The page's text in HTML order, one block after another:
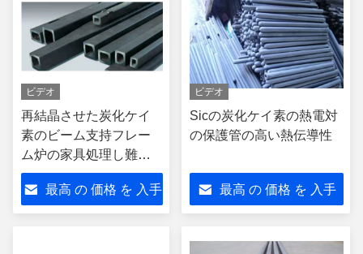
ビデオ
再結晶させた炭化ケイ
素のビーム支持フレー
ム炉の家具処理し難い
材料
最高 の 価格 を 入手
ビデオ
Sicの炭化ケイ素の熱電対
の保護管の高い熱伝導性
最高 の 価格 を 入手